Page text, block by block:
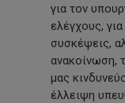
για τον
ελέγχους,
συσκέψεις,
ανακοίνωση,
μας
έλλειψη